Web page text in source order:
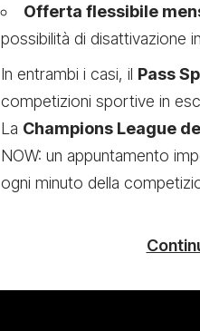
Offerta flessibile
possibilità di disattivazione
In entrambi i casi, il Pass
competizioni sportive in
La Champions League
NOW: un appuntamento
ogni minuto della